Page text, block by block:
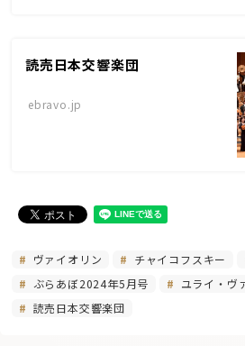
読売日本交響楽団
ebravo.jp
ヴァイオリン チャイコフスキー
ぶらあぼ2024年5月号
ユライ・ヴ
読売日本交響楽団